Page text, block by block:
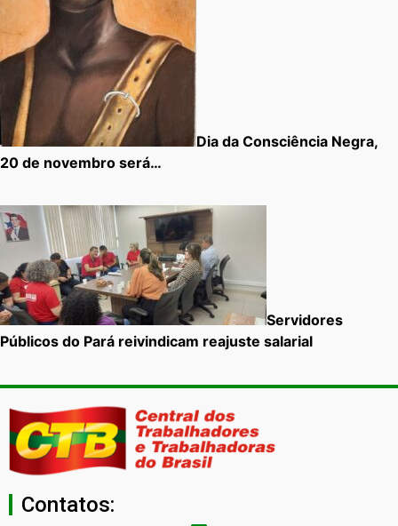
Dia da Consciência Negra,
20 de novembro será…
Servidores
Públicos do Pará reivindicam reajuste salarial
Contatos: